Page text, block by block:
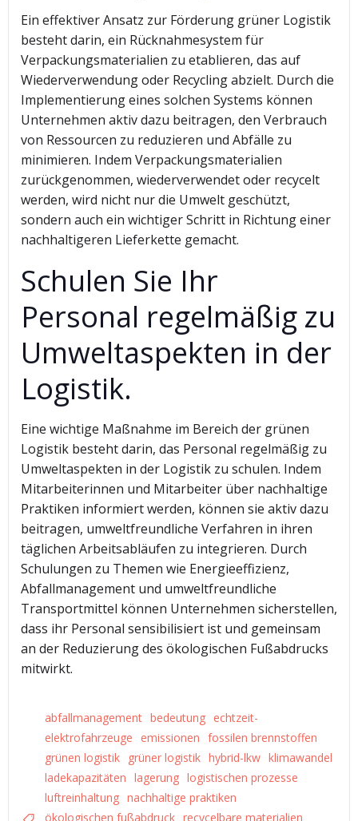
Ein effektiver Ansatz zur Förderung grüner Logistik
besteht darin, ein Rücknahmesystem für
Verpackungsmaterialien zu etablieren, das auf
Wiederverwendung oder Recycling abzielt. Durch die
Implementierung eines solchen Systems können
Unternehmen aktiv dazu beitragen, den Verbrauch
von Ressourcen zu reduzieren und Abfälle zu
minimieren. Indem Verpackungsmaterialien
zurückgenommen, wiederverwendet oder recycelt
werden, wird nicht nur die Umwelt geschützt,
sondern auch ein wichtiger Schritt in Richtung einer
nachhaltigeren Lieferkette gemacht.
Schulen Sie Ihr
Personal regelmäßig zu
Umweltaspekten in der
Logistik.
Eine wichtige Maßnahme im Bereich der grünen
Logistik besteht darin, das Personal regelmäßig zu
Umweltaspekten in der Logistik zu schulen. Indem
Mitarbeiterinnen und Mitarbeiter über nachhaltige
Praktiken informiert werden, können sie aktiv dazu
beitragen, umweltfreundliche Verfahren in ihren
täglichen Arbeitsabläufen zu integrieren. Durch
Schulungen zu Themen wie Energieeffizienz,
Abfallmanagement und umweltfreundliche
Transportmittel können Unternehmen sicherstellen,
dass ihr Personal sensibilisiert ist und gemeinsam
an der Reduzierung des ökologischen Fußabdrucks
mitwirkt.
abfallmanagement bedeutung echtzeit-
elektrofahrzeuge
emissionen fossilen brennstoffen
grünen logistik
grüner logistik hybrid-lkw klimawandel
ladekapazitäten lagerung logistischen prozesse
luftreinhaltung nachhaltige praktiken
ökologischen fußabdruck recycelbare materialien